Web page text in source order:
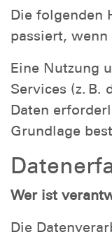
Die folgenden
passiert, wenn
Eine Nutzung
Services (z. B.
Daten
Grundlage
Wer ist
Die